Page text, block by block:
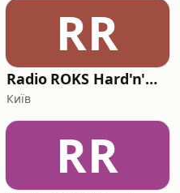
RR
Radio ROKS Hard'n'Heavy
Київ
RR